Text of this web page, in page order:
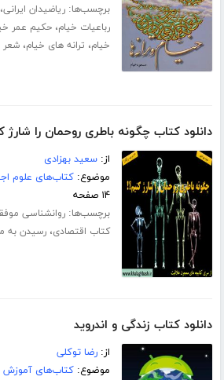
برچسب‌ها:ریاضیدان ایرانی
رباعیات خیام،حکیم عمر
خیام، ترانه های خیام،شعر
دانلود کتاب چگونه باطری روحمان را شارژ
از:سعید بهزادی
موضوع:کتاب‌های علوم
۱۴ صفحه
برچسب‌ها:روانشناسی
کتاب اقتصادی،رسیدن به
دانلود کتاب زندگی و اندروید
از:رضا توکلی
موضوع:کتاب‌های آموزش و